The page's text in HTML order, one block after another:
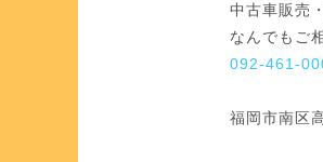
中古車販売
なんでもご
092-461-
福岡市南区